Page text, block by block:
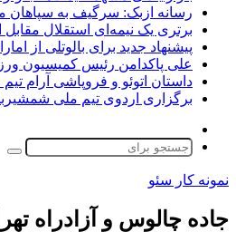
رسانه ازبک: سرگیف به سپاهان
برتری یک نیمه‌ای استقلال مقابل
پیشنهاد جدید برای بالوتلی از
علی پاکدامن رئیس کمیسیون
داستان اتوئو و فروپاشی آرام
برگزاری اردوی تیم ملی
پوسته
نمونه کار سئو
جاده چالوس و آزادراه